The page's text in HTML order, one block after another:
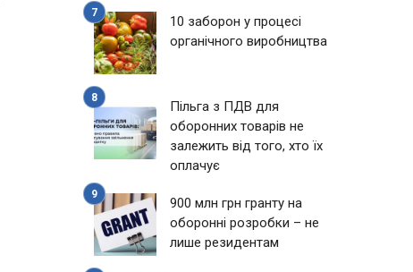
10 заборон у процесі
органічного виробництва
Пільга з ПДВ для
оборонних товарів не
залежить від того, хто їх
оплачує
900 млн грн гранту на
оборонні розробки – не
лише резидентам